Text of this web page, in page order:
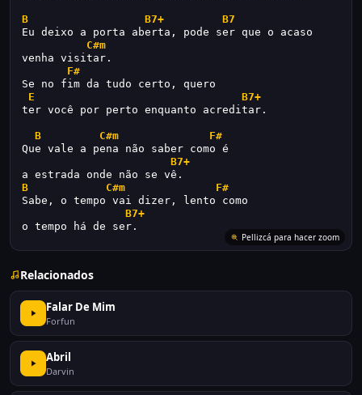
B B7+
B7
Eu deixo a porta aberta, pode ser que o acaso
C#m
venha visitar.
F#
Se no fim da tudo certo, quero
E
B7+
ter você por perto enquanto acreditar.
B C#m
F#
Que vale a pena não saber como é
B7+
a estrada onde não se vê.
B
C#m
F#
Sabe, o tempo vai dizer, lento como
B7+
o tempo há de ser.
Pellizcá para hacer zoom
Relacionados
Falar De Mim
Forfun
Abril
Darvin